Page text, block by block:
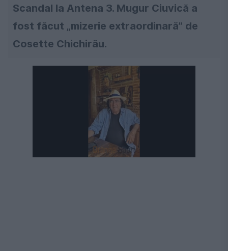
Scandal la Antena 3. Mugur Ciuvică a
fost făcut „mizerie extraordinară” de
Cosette Chichirău.